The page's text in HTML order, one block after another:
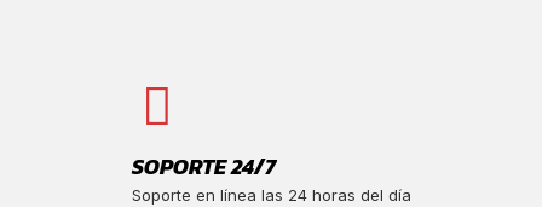
SOPORTE 24/7
Soporte en línea las 24 horas del día